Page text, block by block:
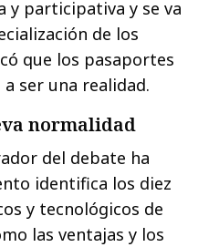
y participativa y se va
de los
que los pasaportes
ser una realidad.
normalidad
del debate ha
identifica los diez
y tecnológicos de
las ventajas y los